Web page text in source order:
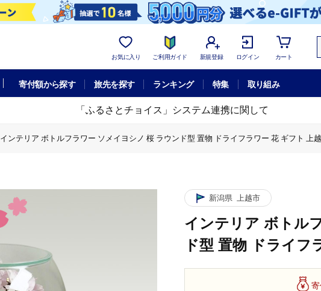
お気に入り ご利用ガイド 新規登録 ログイン カート
寄付額から探す 旅先を探す ランキング 特集 取り組み
「ふるさとチョイス」システム連携に関して
インテリア ボトルフラワー ソメイヨシノ 桜 ラウンド型 置物 ドライフラワー 花 ギフト 上
新潟県 上越市
インテリア ボトル
ド型 置物 ドライフ